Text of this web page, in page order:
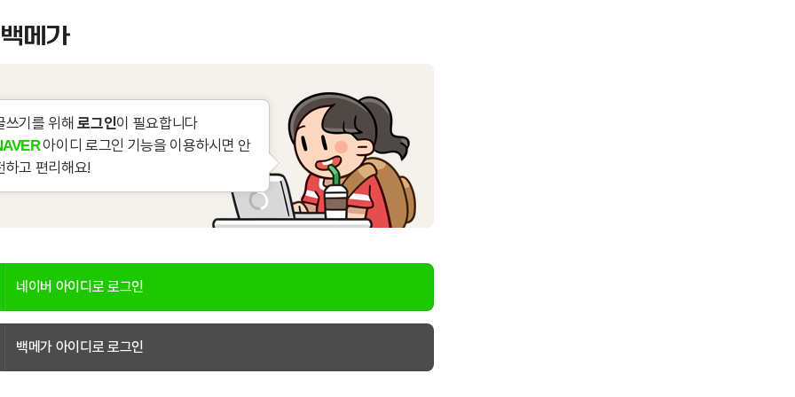
쓰기를 위해로그인이 필요합니다
아이디 로그인 기능을 이용하시면 안
하고 편리해요!
네이버 아이디로 로그인
백메가 아이디로 로그인